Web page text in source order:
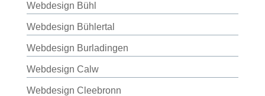
Webdesign Bühl
Webdesign Bühlertal
Webdesign Burladingen
Webdesign Calw
Webdesign Cleebronn